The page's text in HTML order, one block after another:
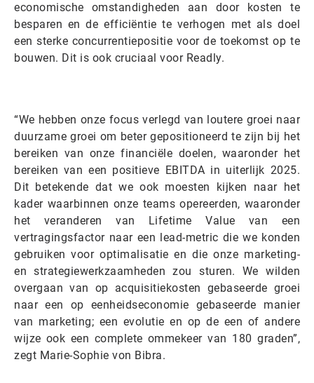
economische omstandigheden aan door kosten te
besparen en de efficiëntie te verhogen met als doel
een sterke concurrentiepositie voor de toekomst op te
bouwen. Dit is ook cruciaal voor Readly.
“We hebben onze focus verlegd van loutere groei naar
duurzame groei om beter gepositioneerd te zijn bij het
bereiken van onze financiële doelen, waaronder het
bereiken van een positieve EBITDA in uiterlijk 2025.
Dit betekende dat we ook moesten kijken naar het
kader waarbinnen onze teams opereerden, waaronder
het veranderen van Lifetime Value van een
vertragingsfactor naar een lead-metric die we konden
gebruiken voor optimalisatie en die onze marketing-
en strategiewerkzaamheden zou sturen. We wilden
overgaan van op acquisitiekosten gebaseerde groei
naar een op eenheidseconomie gebaseerde manier
van marketing; een evolutie en op de een of andere
wijze ook een complete ommekeer van 180 graden”,
zegt Marie-Sophie von Bibra.